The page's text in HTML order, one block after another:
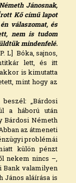
Jánosnak,
Kő című lapot
válaszomat, és
nem is tudom
mindenfelé.
L] Bóka, sajnos,
lett, és itt
is kimutatta
mint hogy az
„Bárdosi
a háború után
Bárdosi Németh
az átmeneti
problémái
külön pénzt
nekem nincs –,
Bank valamilyen
János aláírása is